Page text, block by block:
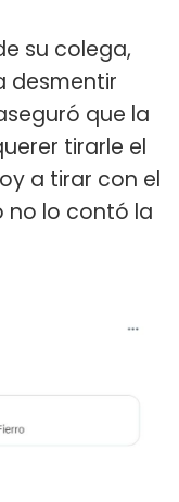
su colega,
desmentir
que la
tirarle el
a tirar con el
no lo contó la